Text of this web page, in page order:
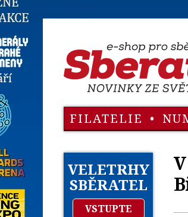
FILATELIE •
VELETRHY
SBĚRATEL
VSTUPTE